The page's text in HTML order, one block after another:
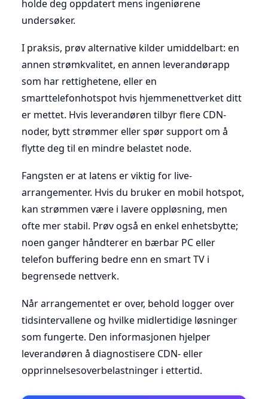
holde deg oppdatert mens ingeniørene
undersøker.
I praksis, prøv alternative kilder umiddelbart: en
annen strømkvalitet, en annen leverandørapp
som har rettighetene, eller en
smarttelefonhotspot hvis hjemmenettverket ditt
er mettet. Hvis leverandøren tilbyr flere CDN-
noder, bytt strømmer eller spør support om å
flytte deg til en mindre belastet node.
Fangsten er at latens er viktig for live-
arrangementer. Hvis du bruker en mobil hotspot,
kan strømmen være i lavere oppløsning, men
ofte mer stabil. Prøv også en enkel enhetsbytte;
noen ganger håndterer en bærbar PC eller
telefon buffering bedre enn en smart TV i
begrensede nettverk.
Når arrangementet er over, behold logger over
tidsintervallene og hvilke midlertidige løsninger
som fungerte. Den informasjonen hjelper
leverandøren å diagnostisere CDN- eller
opprinnelsesoverbelastninger i ettertid.